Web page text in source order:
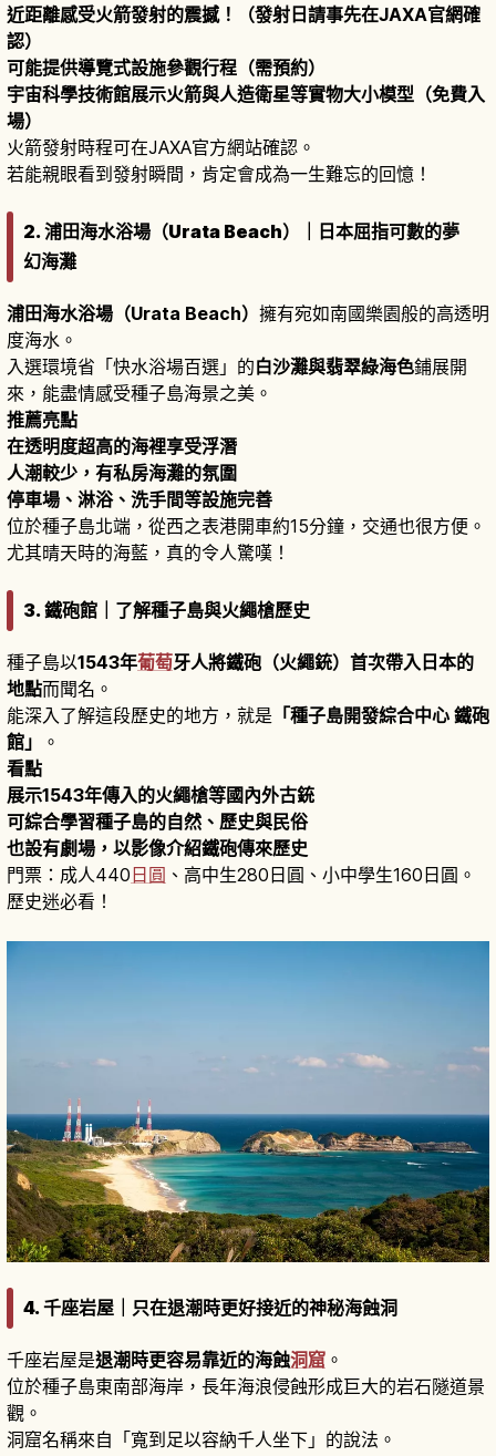
近距離感受火箭發射的震撼！（發射日請事先在JAXA官網確
認）
可能提供導覽式設施參觀行程（需預約）
宇宙科學技術館展示火箭與人造衛星等實物大小模型（免費入
場）
火箭發射時程可在JAXA官方網站確認。
若能親眼看到發射瞬間，肯定會成為一生難忘的回憶！
2. 浦田海水浴場（Urata Beach）｜日本屈指可數的夢
幻海灘
浦田海水浴場（Urata Beach） 擁有宛如南國樂園般的高透明
度海水。
入選環境省「快水浴場百選」的白沙灘與翡翠綠海色鋪展開
來，能盡情感受種子島海景之美。
推薦亮點
在透明度超高的海裡享受浮潛
人潮較少，有私房海灘的氛圍
停車場、淋浴、洗手間等設施完善
位於種子島北端，從西之表港開車約15分鐘，交通也很方便。
尤其晴天時的海藍，真的令人驚嘆！
3. 鐵砲館｜了解種子島與火繩槍歷史
種子島以1543年葡萄牙人將鐵砲（火繩銃）首次帶入日本的
地點而聞名。
能深入了解這段歷史的地方，就是 「種子島開發綜合中心 鐵砲
館」
。
看點
展示1543年傳入的火繩槍等國內外古銃
可綜合學習種子島的自然、歷史與民俗
也設有劇場，以影像介紹鐵砲傳來歷史
門票：成人440 日圓 、高中生280日圓、小中學生160日圓。
歷史迷必看！
4. 千座岩屋｜只在退潮時更好接近的神秘海蝕洞
千座岩屋是退潮時更容易靠近的海蝕洞窟 。
位於種子島東南部海岸，長年海浪侵蝕形成巨大的岩石隧道景
觀。
洞窟名稱來自「寬到足以容納千人坐下」的說法。